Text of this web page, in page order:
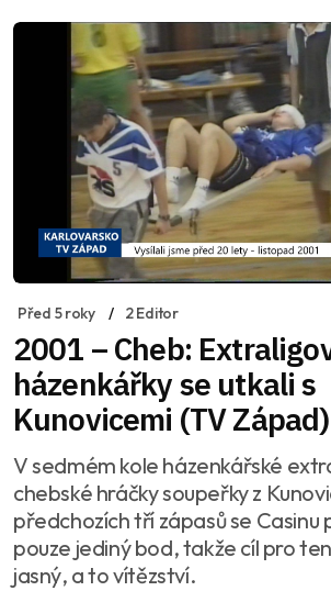
Před 5 roky 2 Editor
2001 – Cheb:
házenkářky se utkali s
Kunovicemi (TV Západ)
V sedmém kole házenkářské
chebské hráčky soupeřky z
předchozích tří zápasů se
pouze jediný bod, takže cíl pro
jasný, a to vítězství.